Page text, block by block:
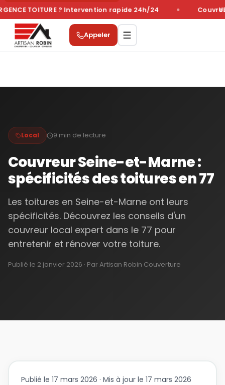
TOITURE ? Intervention rapide 24h/24
Appeler
Local 9 min de lecture
Couvreur Seine-et-Marne :
spécificités des toitures en 77
Les toitures en Seine-et-Marne ont leurs
spécificités. Découvrez les conseils d'un
couvreur local expert dans le 77 pour
entretenir et rénover votre toiture.
Publié le 2 janvier 2026 · Par Artisan Robin Couverture
Publié le 17 mars 2026 · Mis à jour le 17 mars 2026